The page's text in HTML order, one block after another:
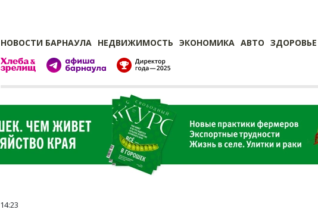
НОВОСТИ БАРНАУЛА НЕДВИЖИМОСТЬ ЭКОНОМИКА АВТО ЗДОРОВЬЕ
14:23